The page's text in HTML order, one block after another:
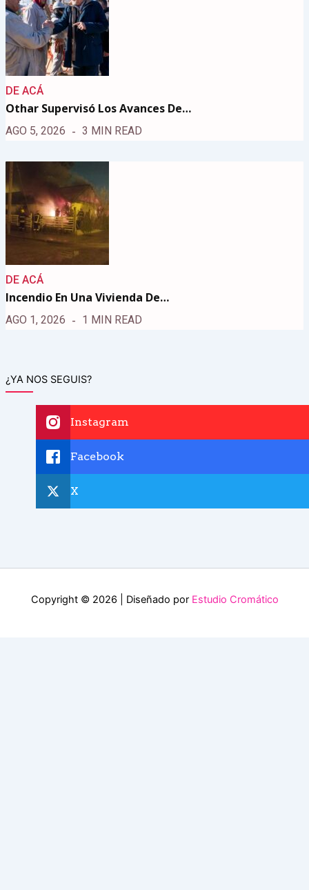
DE ACÁ
Othar Supervisó Los Avances De…
AGO 5, 2026 3 MIN READ
DE ACÁ
Incendio En Una Vivienda De…
AGO 1, 2026 1 MIN READ
¿YA NOS SEGUIS?
Instagram
Facebook
X
Copyright © 2026 | Diseñado por Estudio Cromático